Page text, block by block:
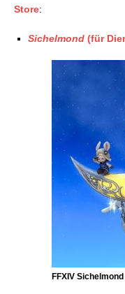
Store:
Sichelmond (für
FFXIV Sichelmond